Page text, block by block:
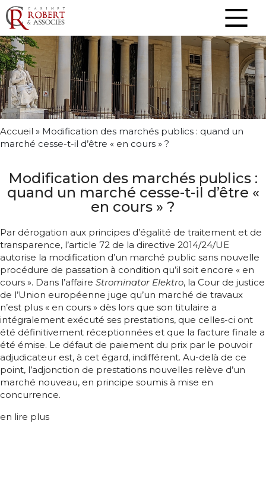
Accueil » Modification des marchés publics : quand un
marché cesse-t-il d’être « en cours » ?
Modification des marchés publics :
quand un marché cesse-t-il d’être «
en cours » ?
Par dérogation aux principes d’égalité de traitement et de
transparence, l’article 72 de la directive 2014/24/UE
autorise la modification d’un marché public sans nouvelle
procédure de passation à condition qu’il soit encore « en
cours ». Dans l’affaire Strominator Elektro, la Cour de justice
de l’Union européenne juge qu’un marché de travaux
n’est plus « en cours » dès lors que son titulaire a
intégralement exécuté ses prestations, que celles-ci ont
été définitivement réceptionnées et que la facture finale a
été émise. Le défaut de paiement du prix par le pouvoir
adjudicateur est, à cet égard, indifférent. Au-delà de ce
point, l’adjonction de prestations nouvelles relève d’un
marché nouveau, en principe soumis à mise en
concurrence.
en lire plus